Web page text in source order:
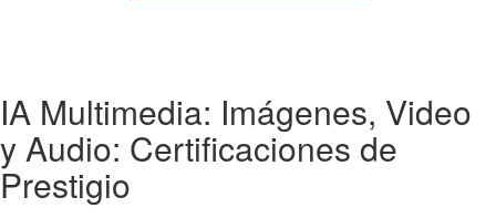
IA Multimedia: Imágenes, Video
y Audio: Certificaciones de
Prestigio